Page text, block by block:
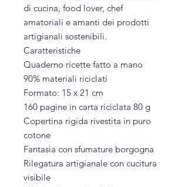
di cucina, food lover, chef
amatoriali e amanti dei prodotti
artigianali sostenibili.
Caratteristiche
Quaderno ricette fatto a mano
90% materiali riciclati
Formato: 15 x 21 cm
160 pagine in carta riciclata 80 g
Copertina rigida rivestita in puro
cotone
Fantasia con sfumature borgogna
Rilegatura artigianale con cucitura
visibile